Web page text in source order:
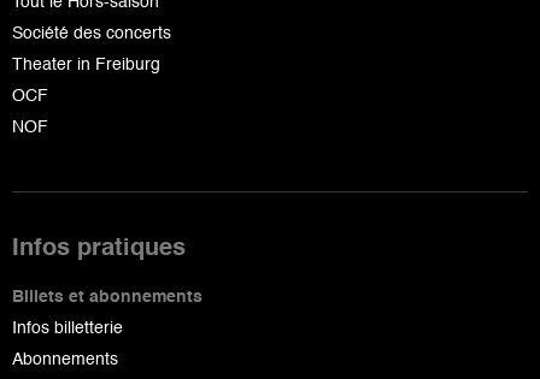
Société des concerts
Theater in Freiburg
OCF
NOF
Infos pratiques
Billets et abonnements
Infos billetterie
Abonnements